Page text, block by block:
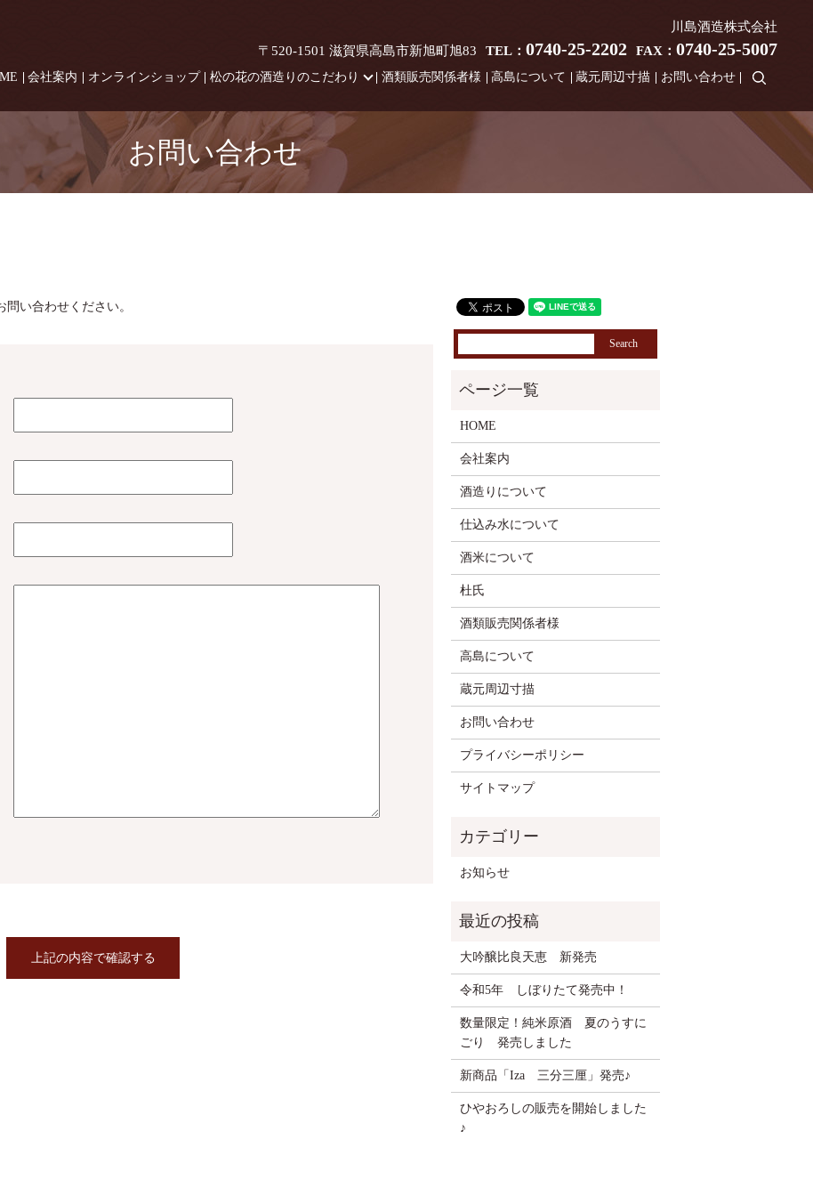
川島酒造株式会社
〒520-1501 滋賀県高島市新旭町旭83
TEL： 0740-25-2202 FAX： 0740-25-5007
会社案内 オンラインショップ 松の花の酒造りのこだわり 酒類販売関係者様 高島について 蔵元周辺寸描 お問い合わせ
お問い合わせ
い合わせください。
HOME
会社案内
酒造りについて
仕込み水について
酒米について
杜氏
酒類販売関係者様
高島について
蔵元周辺寸描
お問い合わせ
プライバシーポリシー
サイトマップ
お知らせ
大吟醸比良天恵 新発売
令和5年 しぼりたて発売中！
数量限定！純米原酒 夏のうすに
ごり 発売しました
新商品「Iza 三分三厘」発売♪
ひやおろしの販売を開始しました
♪